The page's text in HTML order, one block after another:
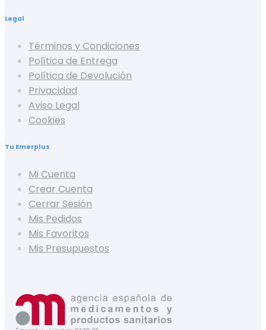
Legal
Términos y Condiciones
Política de Entrega
Política de Devolución
Privacidad
Aviso Legal
Cookies
Tu Emerplus
Mi Cuenta
Crear Cuenta
Cerrar Sesión
Mis Pedidos
Mis Favoritos
Mis Presupuestos